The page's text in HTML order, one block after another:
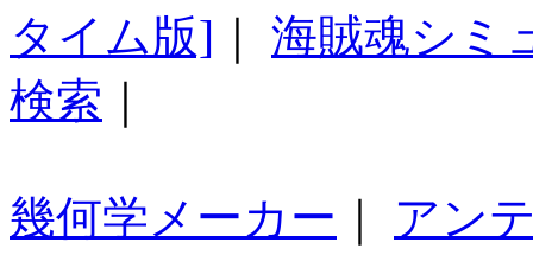
タイム版]
海賊魂シミ
検索
幾何学メーカー
アン